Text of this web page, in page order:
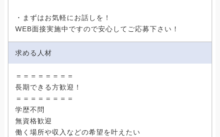
・まずはお気軽にお話しを！
WEB面接実施中ですので安心してご応募下さい！
求める人材
＝＝＝＝＝＝＝＝
長期できる方歓迎！
＝＝＝＝＝＝＝＝
学歴不問
無資格歓迎
働く場所や収入などの希望を叶えたい